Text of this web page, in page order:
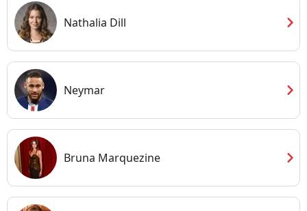
Nathalia Dill chevron_right
Neymar chevron_right
Bruna Marquezine chevron_right